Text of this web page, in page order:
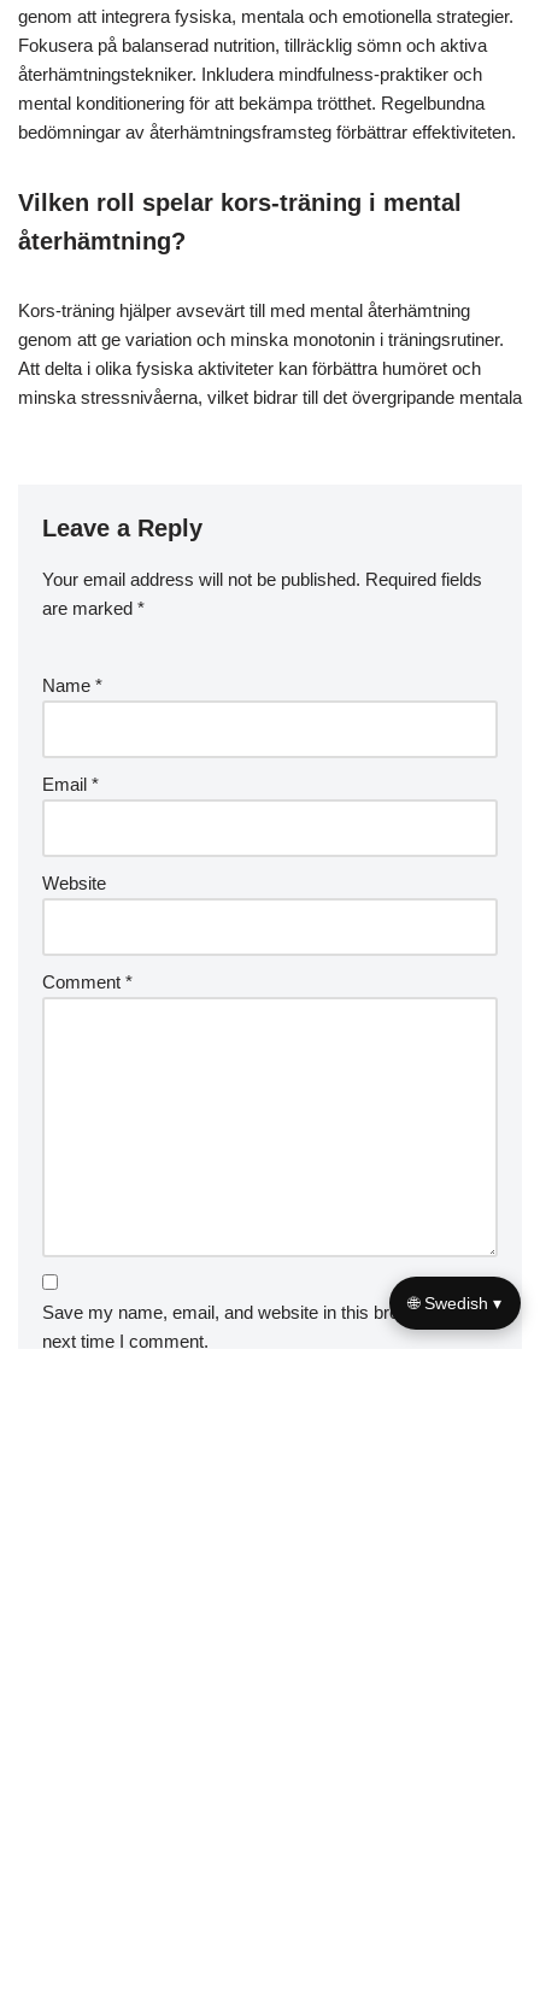
genom att integrera fysiska, mentala och emotionella strategier.
Fokusera på balanserad nutrition, tillräcklig sömn och aktiva
återhämtningstekniker. Inkludera mindfulness-praktiker och
mental konditionering för att bekämpa trötthet. Regelbundna
bedömningar av återhämtningsframsteg förbättrar effektiviteten.
Vilken roll spelar kors-träning i mental
återhämtning?
Kors-träning hjälper avsevärt till med mental återhämtning
genom att ge variation och minska monotonin i träningsrutiner.
Att delta i olika fysiska aktiviteter kan förbättra humöret och
minska stressnivåerna, vilket bidrar till det övergripande mentala
Leave a Reply
Your email address will not be published. Required fields
are marked *
Name *
Email *
Website
Comment *
Save my name, email, and website in this browser for the
next time I comment.
🌐 Swedish ▾